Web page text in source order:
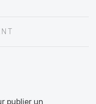
publier un